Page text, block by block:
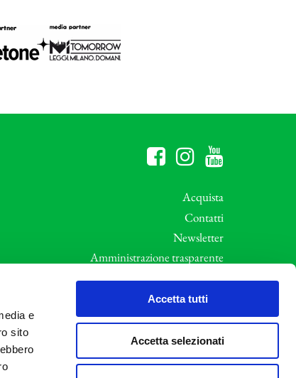
e
sito
Accetta tutti
Accetta selezionati
Acquista
Contatti
Newsletter
Amministrazione trasparente
Whistleblowing
Privacy e Cookie Policy
Informative Privacy
Area riservata
Credits